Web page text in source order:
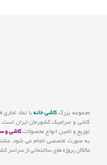
مجموعه بزرگکاشی خانهبا نماد
کاشی و سرامیک کشورمان ایران است.
توزیع و تامین انواع محصولاتکاشی و
به صورت تخصصی انجام می شود.
مالکان پروژه های ساختمانی از سراسر